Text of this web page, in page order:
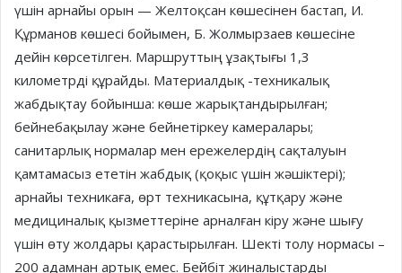
үшін арнайы орын — Желтоқсан көшесінен бастап, И.
Құрманов көшесі бойымен, Б. Жолмырзаев көшесіне
дейін көрсетілген. Маршруттың ұзақтығы 1,3
километрді құрайды. Материалдық -техникалық
жабдықтау бойынша: көше жарықтандырылған;
бейнебақылау және бейнетіркеу камералары;
санитарлық нормалар мен ережелердің сақталуын
қамтамасыз ететін жабдық (қоқыс үшін жәшіктері);
арнайы техникаға, өрт техникасына, құтқару және
медициналық қызметтеріне арналған кіру және шығу
үшін өту жолдары қарастырылған. Шекті толу нормасы –
200 адамнан артық емес. Бейбіт жиналыстарды